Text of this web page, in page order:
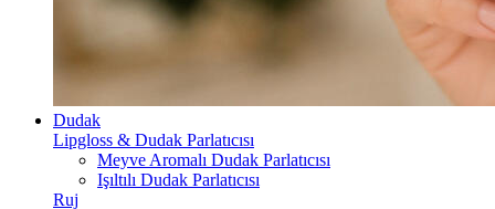
Dudak
Lipgloss & Dudak Parlatıcısı
Meyve Aromalı Dudak Parlatıcısı
Işıltılı Dudak Parlatıcısı
Ruj